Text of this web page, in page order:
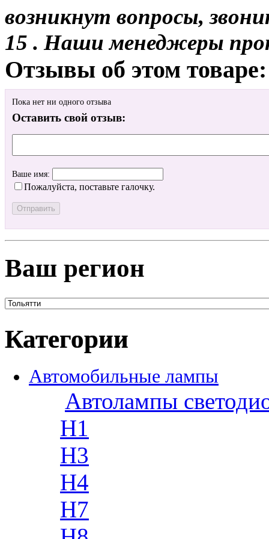
возникнут вопросы,
15 . Наши менеджеры
Отзывы об этом товаре:
Пока нет ни одного отзыва
Оставить свой отзыв:
Ваше имя:
Пожалуйста, поставьте галочку.
Ваш регион
Категории
Автомобильные лампы
Автолампы
H1
H3
H4
H7